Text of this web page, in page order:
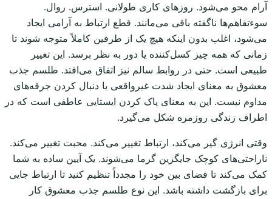
آرام محو می‌شود. روزهای کاری طولانی. استرس. روال.
سوءتفاهم‌ها ناگفته باقی می‌مانند. قطع ارتباط به آرامی ایجاد
می‌شود، اغلب بدون اینکه هیچ یک از طرفین کاملاً متوجه شوند تا
زمانی که همه چیز کسل‌کننده یا دور به نظر برسد. این تغییر
طبیعی است. حتی در روابط سالم نیز اتفاق می‌افتد. طلسم جذب
معشوق به معنای ایجاد شدت غیرواقعی یا دنبال کردن جرقه‌های
مداوم نیست. این به معنای پاک کردن ایستایی عاطفی است که در
اطراف زندگی روزمره شکل می‌گیرد.
وقتی انرژی گیر می‌کند، ارتباط تغییر می‌کند. محبت تغییر می‌کند.
ناراحتی‌های کوچک جایگزین گرما می‌شوند. یک آیین ساده به شما
کمک می‌کند تا فضای بین خود را مجدداً تنظیم کنید تا ارتباط جایی
برای بازگشت داشته باشد. این نوع طلسم جذب معشوق کار